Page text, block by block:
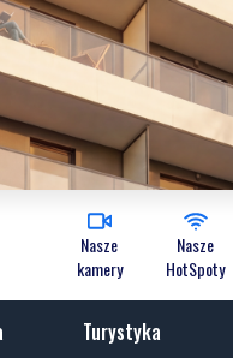
Nasze
kamery
Nasze
HotSpoty
Turystyka